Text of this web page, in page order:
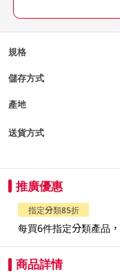
規格
儲存方式
產地
送貨方式
推廣優惠
指定分類85折
每買6件指定分類產品
商品詳情